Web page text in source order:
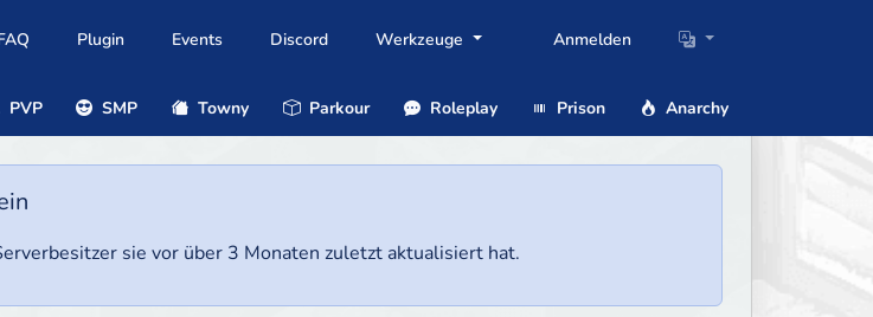
Plugin Events Discord Werkzeuge Anmelden
PVP SMP Towny Parkour Roleplay Prison Anarchy
sie vor über 3 Monaten zuletzt aktualisiert hat.